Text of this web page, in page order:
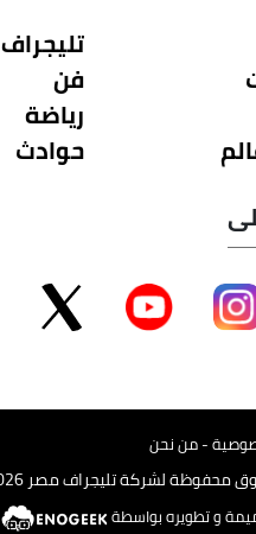
تليجراف TV
فن
رياضة
حوادث
- من نحن
محفوظة لشركة تليجراف مصر 2026 ©
و تطويره بواسطة